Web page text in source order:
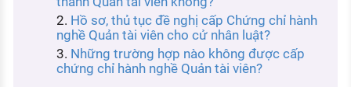
Đặc trưng từng nghề
Xu hướng việc làm
XÂY DỰNG VÀ PHÁT TRIỂN ĐỘI NGŨ
Hồ sơ, thủ tục đề nghị cấp Chứng chỉ hành
nghề Quản tài viên cho cử nhân luật?
Những trường hợp nào không được cấp
chứng chỉ hành nghề Quản tài viên?